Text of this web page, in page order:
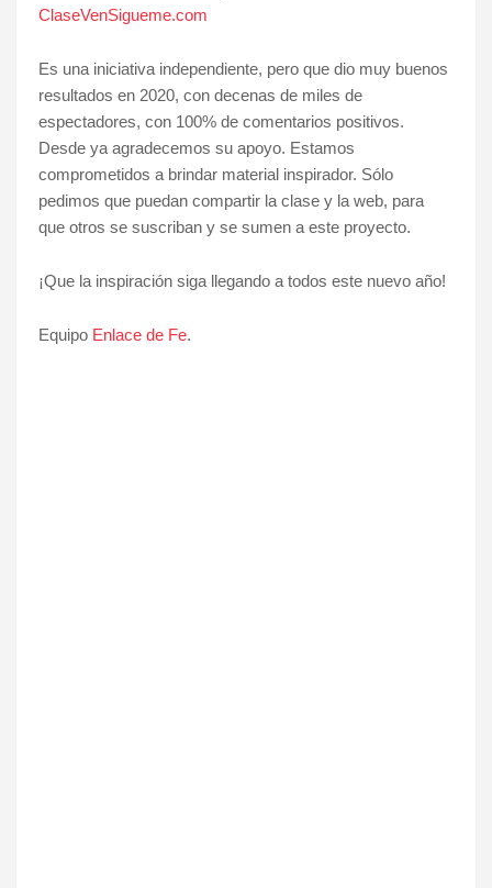
ClaseVenSigueme.com
Es una iniciativa independiente, pero que dio muy buenos
resultados en 2020, con decenas de miles de
espectadores, con 100% de comentarios positivos.
Desde ya agradecemos su apoyo. Estamos
comprometidos a brindar material inspirador. Sólo
pedimos que puedan compartir la clase y la web, para
que otros se suscriban y se sumen a este proyecto.
¡Que la inspiración siga llegando a todos este nuevo año!
Equipo Enlace de Fe.